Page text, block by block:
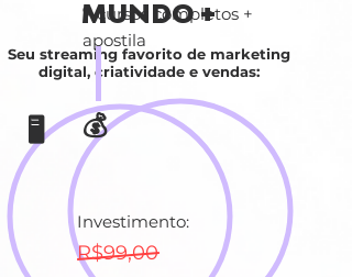
MUNDO +
Seu streaming favorito de marketing
digital, criatividade e vendas:
🖥
7 cursos completos +
apostila
💰
Investimento:
R$99,00